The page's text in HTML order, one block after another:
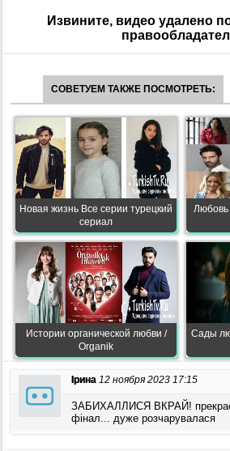
Извините, видео удалено
СОВЕТУЕМ ТАКЖЕ ПОСМОТРЕТЬ:
Новая жизнь Все серии турецкий
сериал
Любовь
Истории органической любви /
Organik
Сады
Ірина 12 ноября 2023 17:15
ЗАБИХАЛЛИСЯ ВКРАЙ!
фінал... дуже розчарувалася